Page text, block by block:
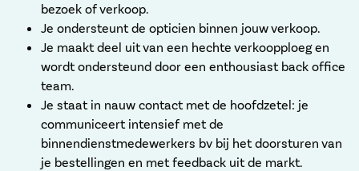
bezoek of verkoop.
Je ondersteunt de opticien binnen jouw verkoop.
Je maakt deel uit van een hechte verkoopploeg en
wordt ondersteund door een enthousiast back office
team.
Je staat in nauw contact met de hoofdzetel: je
communiceert intensief met de
binnendienstmedewerkers bv bij het doorsturen van
je bestellingen en met feedback uit de markt.